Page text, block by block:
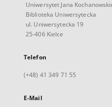
Uniwersytet Jana
Biblioteka Uniwersytecka
ul. Uniwersytecka 19
25-406 Kielce
Telefon
(+48) 41 349 71 55
E-Mail